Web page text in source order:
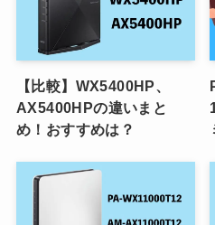
【比較】WX5400HP、
AX5400HPの違いまと
め！おすすめは？